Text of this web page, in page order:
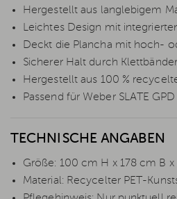
Hergestellt aus langlebigem
Leichtes Design mit
Deckt die Plancha mit hoch-
Sicherer Halt durch Klettbänder
Hergestellt aus 100 %
Passend für Weber SLATE
TECHNISCHE ANGABEN
Größe: 100 cm H x 178 cm B x
Material: Recycelter PET-